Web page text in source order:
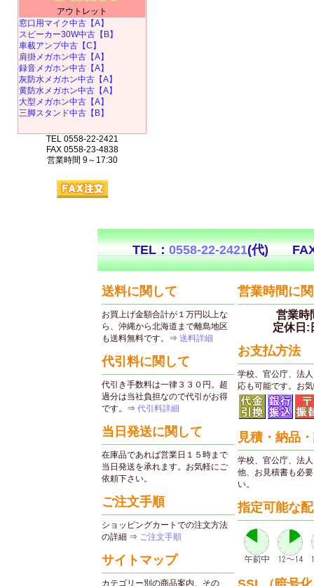
アウトレット
窓口用マイク中古【A】
スピーカー30W中古【B】
車載アンプ中古【C】
肩掛メガホン中古【A】
録音メガホン中古【A】
灰防水メガホン中古【A】
黄防水メガホン中古【A】
大型メガホン中古【A】
三脚スタンド中古【B】
TEL 0558-22-2421
FAX 0558-23-4838
営業時間 9～17:30